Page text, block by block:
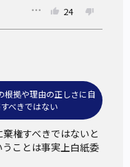
24
根拠や理由の正しさに自
べきではない
権すべきではないと
ことは事実上白紙委